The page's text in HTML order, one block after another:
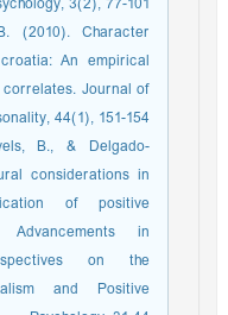
(2010). Character
An empirical
Journal of
44(1), 151-154.
B., & Delgado-
considerations in
of positive
Advancements in
on the
and Positive